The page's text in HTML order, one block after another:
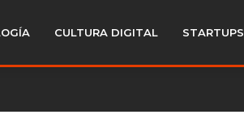
CULTURA DIGITAL STARTUPS